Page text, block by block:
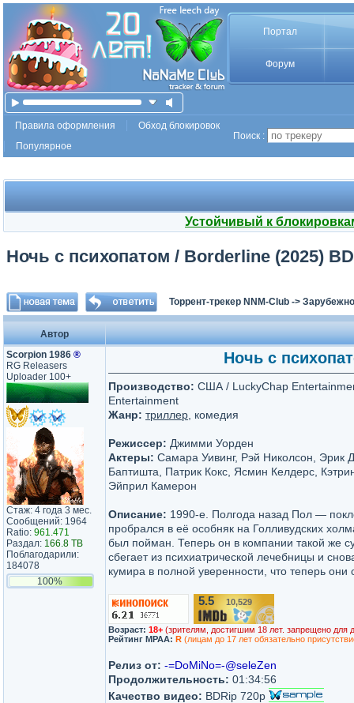
Портал
Форум
Правила оформления
Обход блокировок
Популярное
Поиск :
Устойчивый к
Ночь с психопатом / Borderline (2025)
Торрент-трекер NNM-Club ->
Автор
Scorpion 1986 ®
RG Releasers
Uploader 100+
Стаж: 4 года 3 мес.
Сообщений: 1964
Ratio: 961.471
Раздал: 166.8 TB
Поблагодарили:
184078
100%
Ночь с
Производство: США / LuckyChap
Entertainment
Жанр: триллер , комедия
Режиссер: Джимми Уорден
Актеры: Самара Уивинг, Рэй Николсон,
Баптишта, Патрик Кокс, Ясмин Келдерс,
Эйприл Камерон
Описание: 1990-е. Полгода назад Пол —
пробрался в её особняк на Голливудских
был пойман. Теперь он в компании такой же
сбегает из психиатрической лечебницы и
кумира в полной уверенности, что теперь
5.5 10,529
Возраст: 18+ (зрителям, достигшим 18 лет. запрещено для
Рейтинг MPAA: R (лицам до 17 лет обязательно
Релиз от: -=DoMiNo=-@seleZen
Продолжительность: 01:34:56
Качество видео: BDRip 720p